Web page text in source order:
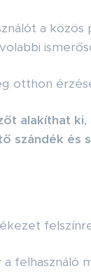
a
otthon
alakíthat ki,
szándék és
a felhasználó